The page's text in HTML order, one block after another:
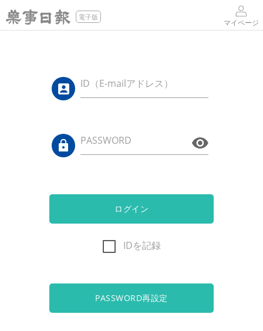
電子版
マイページ
ID（E-mailアドレス）
PASSWORD
ログイン
IDを記録
PASSWORD再設定